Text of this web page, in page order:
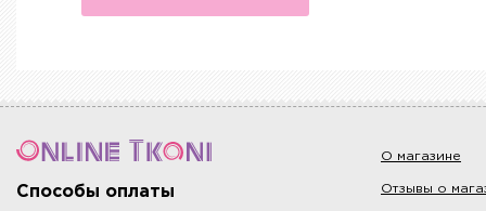
Способы оплаты
О магазине
Отзывы о